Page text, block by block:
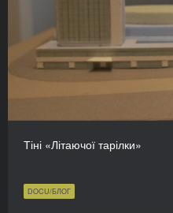
Тіні «Літаючої тарілки»
DOCU/БЛОГ